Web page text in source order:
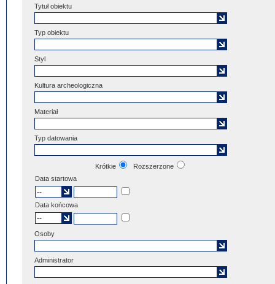
Tytuł obiektu
Typ obiektu
Styl
Kultura archeologiczna
Materiał
Typ datowania
Krótkie
Rozszerzone
Data startowa
Data końcowa
Osoby
Administrator